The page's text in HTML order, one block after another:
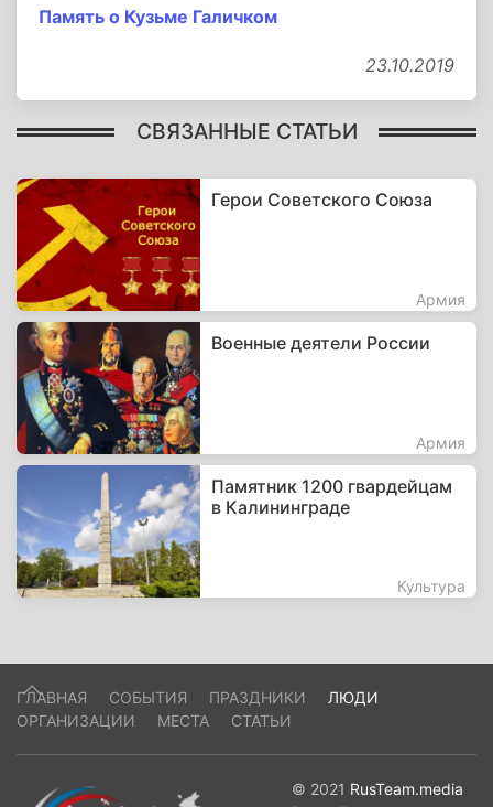
Память о Кузьме Галичком
23.10.2019
СВЯЗАННЫЕ СТАТЬИ
Герои Советского Союза
Армия
Военные деятели России
Армия
Памятник 1200 гвардейцам
в Калининграде
Культура
ГЛАВНАЯ СОБЫТИЯ ПРАЗДНИКИ
ЛЮДИ
ОРГАНИЗАЦИИ
МЕСТА СТАТЬИ
© 2021 RusTeam.media